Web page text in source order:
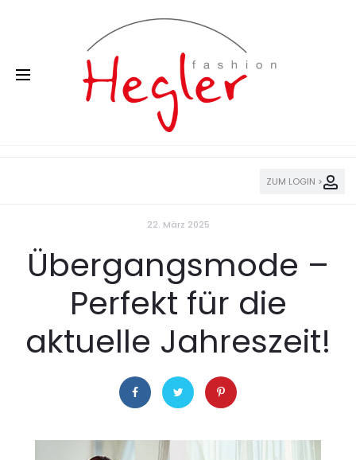
ZUM LOGIN >
22. März 2025
Übergangsmode –
Perfekt für die
aktuelle Jahreszeit!